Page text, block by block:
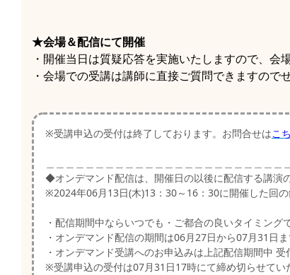
★会場＆配信にて開催
・開催当日は質疑応答を実施いたしますので、会
・会場での受講は講師に直接ご質問できますので
※受講申込の受付は終了しております。お問合せはこ
◆オンデマンド配信は、開催日の以後に配信する講演
※2024年06月13日(木)13：30～16：30に開催した回の
・配信期間中ならいつでも・ご都合の良いタイミング
・オンデマンド配信の期間は06月27日から07月31日ま
・オンデマンド受講へのお申込みは上記配信期間中 受
※受講申込の受付は07月31日17時にて締め切らせて